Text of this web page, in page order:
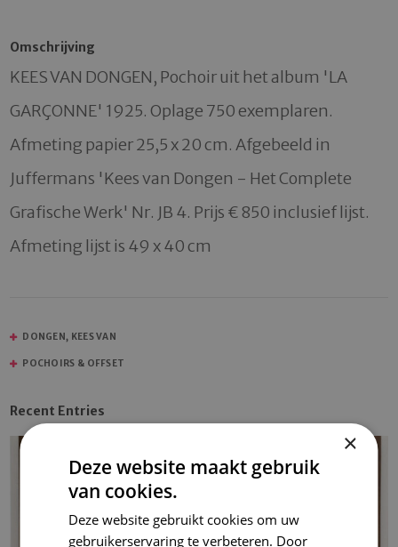
Omschrijving
KEES VAN DONGEN, Pochoir uit het album 'LA
GARÇONNE' 1925. Oplage 750 exemplaren.
Afmeting papier 25,5 x 20 cm. Afgebeeld in
Juffermans 'Kees van Dongen - Het Complete
Grafische Werk' Nr. JB 4. Prijs € 850 inclusief lijst.
Afmeting lijst is 49 x 40 cm
DONGEN, KEES VAN
POCHOIRS & OFFSET
Recent Entries
×
Deze website maakt gebruik
van cookies.
Deze website gebruikt cookies om uw
gebruikerservaring te verbeteren. Door